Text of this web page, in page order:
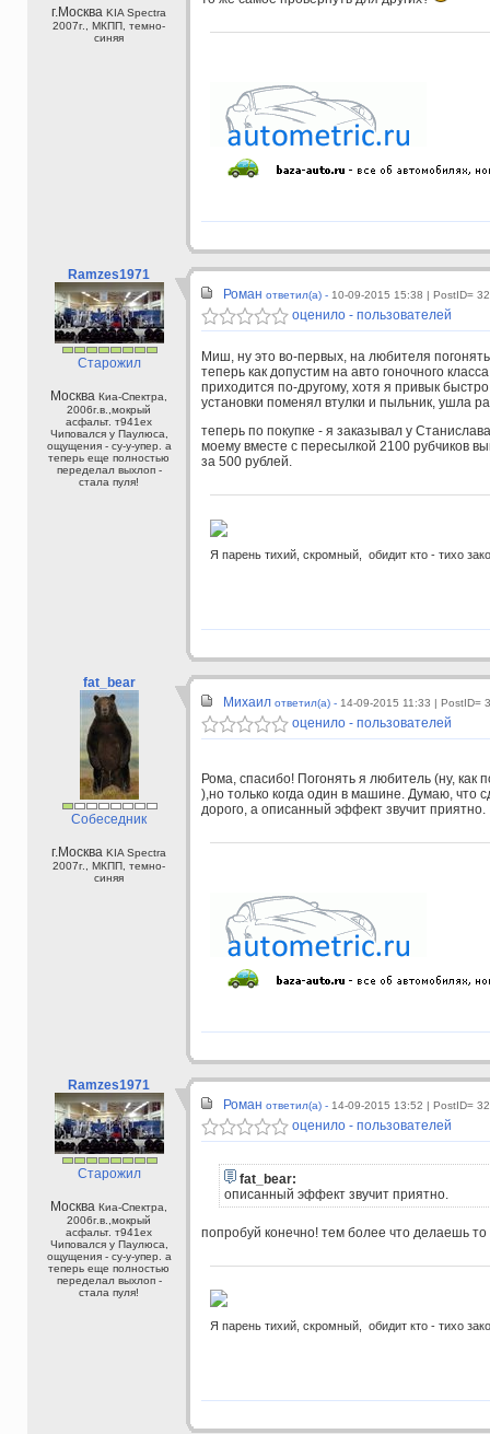
г.Москва KIA Spectra
2007г., МКПП, темно-
синяя
Ramzes1971
Старожил
Москва Киа-Спектра,
2006г.в.,мокрый
асфальт. т941ех
Чиповался у Паулюса,
ощущения - су-у-упер. а
теперь еще полностью
переделал выхлоп -
стала пуля!
Роман ответил(а) - 10-09-2015 15:38 | PostID=
оценило - пользователей
Миш, ну это во-первых, на любителя
теперь как допустим на авто гоночного
приходится по-другому, хотя я привык
установки поменял втулки и пыльник, ушла
теперь по покупке - я заказывал у
моему вместе с пересылкой 2100 рубчиков
за 500 рублей.
Я парень тихий, скромный, обидит кто - тихо
fat_bear
Собеседник
г.Москва KIA Spectra
2007г., МКПП, темно-
синяя
Михаил ответил(а) - 14-09-2015 11:33 | PostID=
оценило - пользователей
Рома, спасибо! Погонять я любитель (ну, как
),но только когда один в машине. Думаю, что
дорого, а описанный эффект звучит приятно.
Ramzes1971
Старожил
Москва Киа-Спектра,
2006г.в.,мокрый
асфальт. т941ех
Чиповался у Паулюса,
ощущения - су-у-упер. а
теперь еще полностью
переделал выхлоп -
стала пуля!
Роман ответил(а) - 14-09-2015 13:52 | PostID=
оценило - пользователей
fat_bear:
описанный эффект звучит приятно.
попробуй конечно! тем более что делаешь
Я парень тихий, скромный, обидит кто - тихо